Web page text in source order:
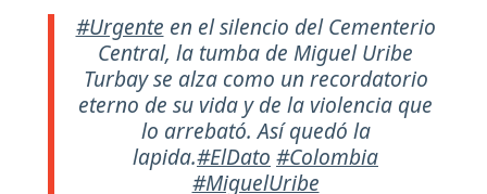
#Urgente en el silencio del Cementerio
Central, la tumba de Miguel Uribe
Turbay se alza como un recordatorio
eterno de su vida y de la violencia que
lo arrebató. Así quedó la
lapida.#ElDato #Colombia
#MiguelUribe